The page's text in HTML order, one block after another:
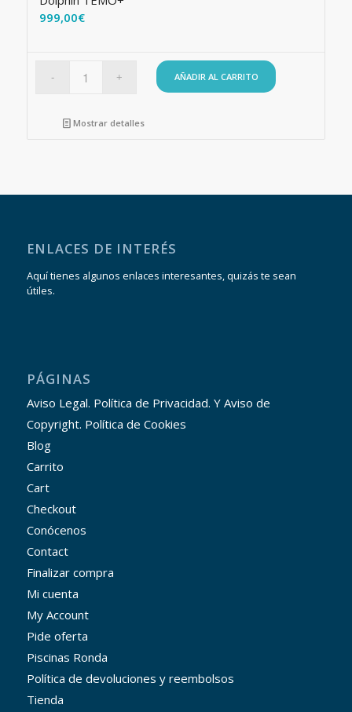
999,00€
AÑADIR AL CARRITO
Mostrar detalles
ENLACES DE INTERÉS
Aquí tienes algunos enlaces interesantes, quizás te sean
útiles.
PÁGINAS
Aviso Legal. Política de Privacidad. Y Aviso de
Copyright. Política de Cookies
Blog
Carrito
Cart
Checkout
Conócenos
Contact
Finalizar compra
Mi cuenta
My Account
Pide oferta
Piscinas Ronda
Política de devoluciones y reembolsos
Tienda